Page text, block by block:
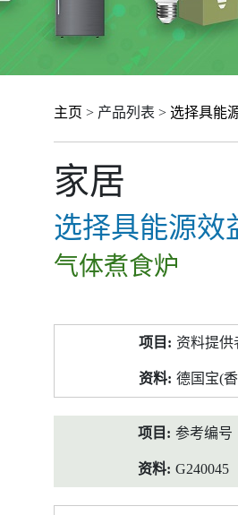
主页 > 产品列表 > 选择具能
家居
选择具能源效
气体煮食炉
料
资料提供
德国宝(
参考编号
G240045